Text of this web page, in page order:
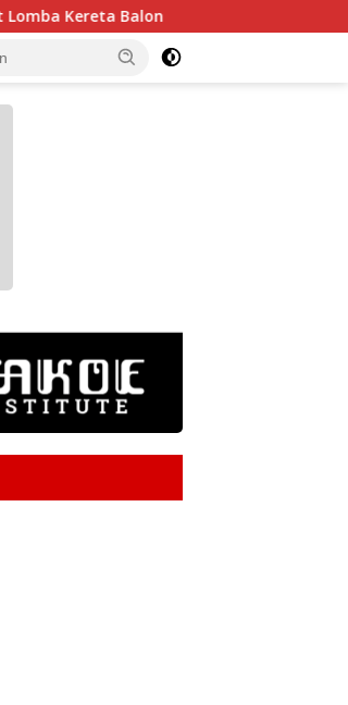
Gudang Gergaji Kayu di Tanggumong